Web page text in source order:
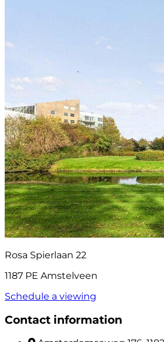
Rosa Spierlaan 22
1187 PE Amstelveen
Schedule a viewing
Contact information